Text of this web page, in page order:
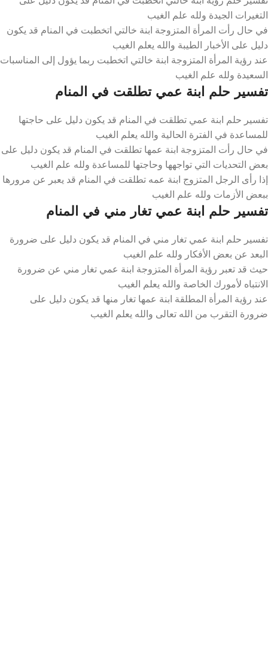
التغيرات الجيدة ولله علم الغيب
في حال رأت المرأة المتزوجة ابنة خالتي اتخطبت في المنام قد يكون
دليل على الأخبار الطيبة والله يعلم الغيب
عند رؤية المرأة المتزوجة ابنة خالتي اتخطبت ربما يؤول إلى المناسبات
السعيدة ولله علم الغيب
تفسير حلم ابنة عمي تطلقت في المنام
تفسير حلم ابنة عمي تطلقت في المنام قد يكون دليل على حاجتها
للمساعدة في الفترة الحالية والله يعلم الغيب
في حال رأت المتزوجة ابنة عمها تطلقت في المنام قد يكون دليل على
بعض التحديات التي تواجهها وحاجتها للمساعدة ولله علم الغيب
إذا رأى الرجل المتزوج ابنة عمه تطلقت في المنام قد يعبر عن مرورها
ببعض الأزمات ولله علم الغيب
تفسير حلم ابنة عمي تغار مني في المنام
تفسير حلم ابنة عمي تغار مني في المنام قد يكون دليل على ضرورة
البعد عن بعض الأفكار ولله علم الغيب
حيث قد تعبر رؤية المرأة المتزوجة ابنة عمي تغار مني عن ضرورة
الانتباه لأمورك الخاصة والله يعلم الغيب
عند رؤية المرأة المطلقة ابنة عمها تغار منها قد يكون دليل على
ضرورة التقرب من الله تعالى والله يعلم الغيب